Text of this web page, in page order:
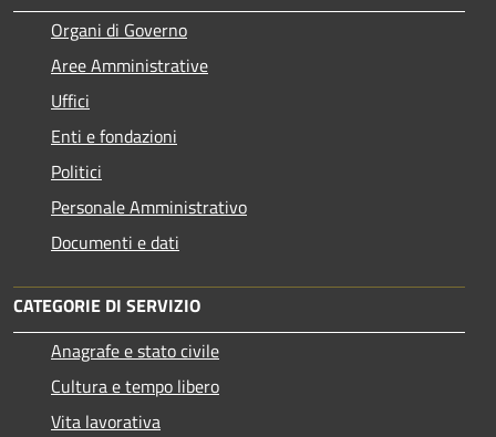
Organi di Governo
Aree Amministrative
Uffici
Enti e fondazioni
Politici
Personale Amministrativo
Documenti e dati
CATEGORIE DI SERVIZIO
Anagrafe e stato civile
Cultura e tempo libero
Vita lavorativa